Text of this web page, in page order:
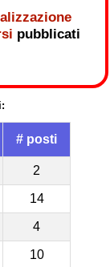
pubblicati
# posti
2
14
4
10